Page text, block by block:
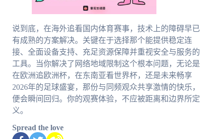
说到底，在海外追看国内体育赛事，技术上的障碍早已
有成熟的方案解决。关键在于选择那个能提供稳定连
接、全面设备支持、充足资源保障并重视安全与服务的
工具。当你解决了网络地域限制这个根本问题，无论是
在欧洲追欧洲杯，在东南亚看世界杯，还是未来畅享
2026年的足球盛宴，那份与同频观众共享激情的快乐，
便会瞬间回归。你的观赛体验，不应被距离和边界所定
义。
Spread the love